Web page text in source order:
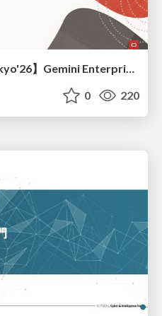
【Google Cloud Next Tokyo'26】Gemini Enterprise と Oracle AI Database で実現する、 業務データ活用を実現する AI エージェント実装
0 220